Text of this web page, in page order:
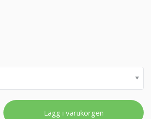
Lägg i varukorgen